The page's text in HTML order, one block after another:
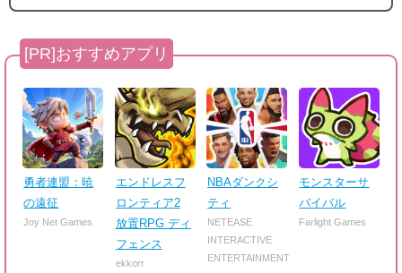
勇者連盟：暁
の遠征
Joy Net Games
エンドレスフ
ロンティア2
放置RPG ディ
フェンス
ekkorr
NBAダンクシ
ティ
NETEASE
INTERACTIVE
ENTERTAINMENT
モンスターサ
バイバル
Farlight Games